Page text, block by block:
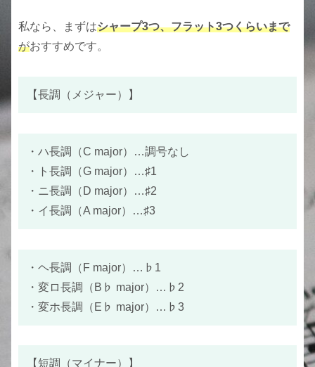
私なら、まずはシャープ3つ、フラット3つくらいまで
がおすすめです。
【長調（メジャー）】
・ハ長調（C major）…調号なし
・ト長調（G major）…♯1
・ニ長調（D major）…♯2
・イ長調（A major）…♯3
・ヘ長調（F major）…♭1
・変ロ長調（B♭ major）…♭2
・変ホ長調（E♭ major）…♭3
【短調（マイナー）】